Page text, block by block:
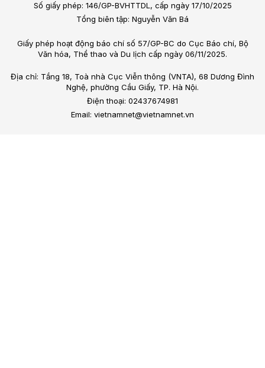
Số giấy phép: 146/GP-BVHTTDL, cấp ngày 17/10/2025
Tổng biên tập: Nguyễn Văn Bá
Giấy phép hoạt động báo chí số 57/GP-BC do Cục Báo chí, Bộ
Văn hóa, Thể thao và Du lịch cấp ngày 06/11/2025.
Địa chỉ: Tầng 18, Toà nhà Cục Viễn thông (VNTA), 68 Dương Đình
Nghệ, phường Cầu Giấy, TP. Hà Nội.
Điện thoại: 02437674981
Email: vietnamnet@vietnamnet.vn